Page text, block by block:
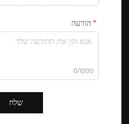
הודעה
0/1000
שלח